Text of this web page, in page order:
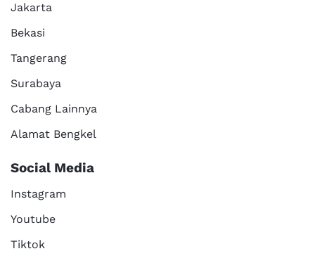
Jakarta
Bekasi
Tangerang
Surabaya
Cabang Lainnya
Alamat Bengkel
Social Media
Instagram
Youtube
Tiktok